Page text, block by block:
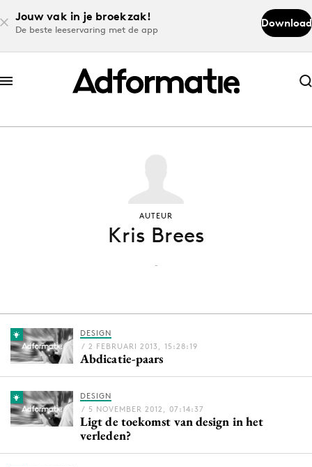
Jouw vak in je broekzak!
De beste leeservaring met de app
Download
Abonneer nu
Abonneer nu
Download de app
Volg het laatste nieuws via de Adformatie
Menu
Home
9 sept: GenAI-training
12 nov: MarketingLive!
AUTEUR
Kris Brees
-
DESIGN
/ 2 FEBRUARI 2013, 15:28:19
Abdicatie-paars
DESIGN
/ 5 NOVEMBER 2012, 07:14:37
Ligt de toekomst van design in het
verleden?